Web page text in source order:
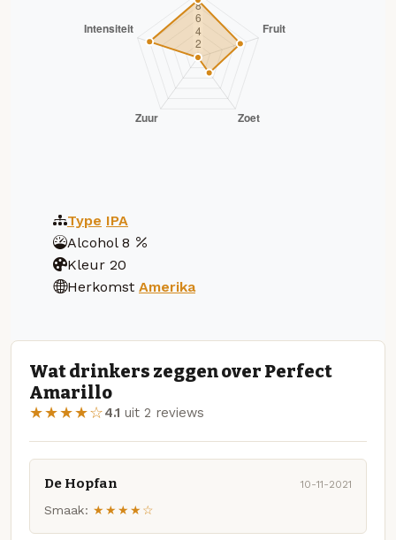
Type IPA
Alcohol 8
Kleur 20
Herkomst Amerika
Wat drinkers zeggen over Perfect
Amarillo
★★★★☆4.1 uit 2 reviews
De Hopfan 10-11-2021
Smaak: ★★★★☆